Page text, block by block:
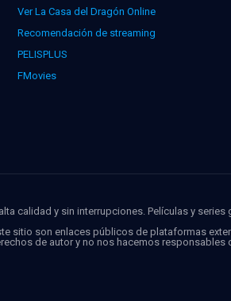
Ver La Casa del Dragón Online
Recomendación de streaming
PELISPLUS
FMovies
calidad y sin interrupciones. Películas y series
sitio son enlaces públicos de plataformas
de autor y no nos hacemos